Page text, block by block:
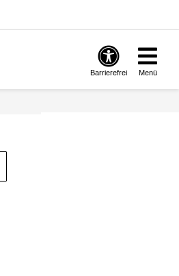
Barrierefrei Menü